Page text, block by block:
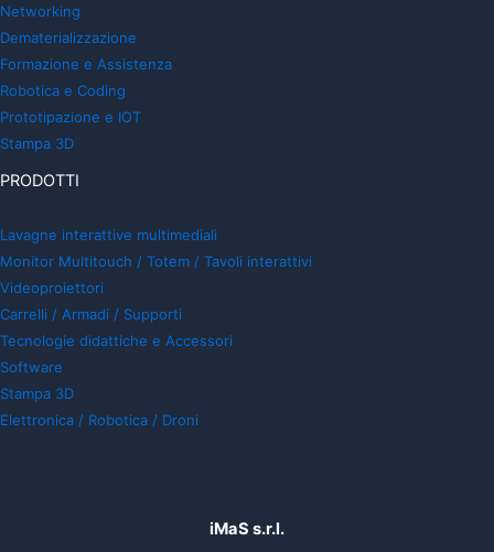
Networking
Dematerializzazione
Formazione e Assistenza
Robotica e Coding
Prototipazione e IOT
Stampa 3D
PRODOTTI
Lavagne interattive multimediali
Monitor Multitouch / Totem / Tavoli interattivi
Videoproiettori
Carrelli / Armadi / Supporti
Tecnologie didattiche e Accessori
Software
Stampa 3D
Elettronica / Robotica / Droni
iMaS s.r.l.